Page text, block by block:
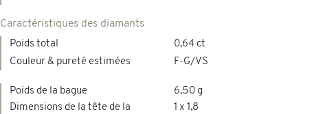
Caractéristiques des diamants
Poids total
0,64 ct
Couleur & pureté estimées
F-G/VS
Poids de la bague
6,50 g
Dimensions de la tête de la
1 x 1,8